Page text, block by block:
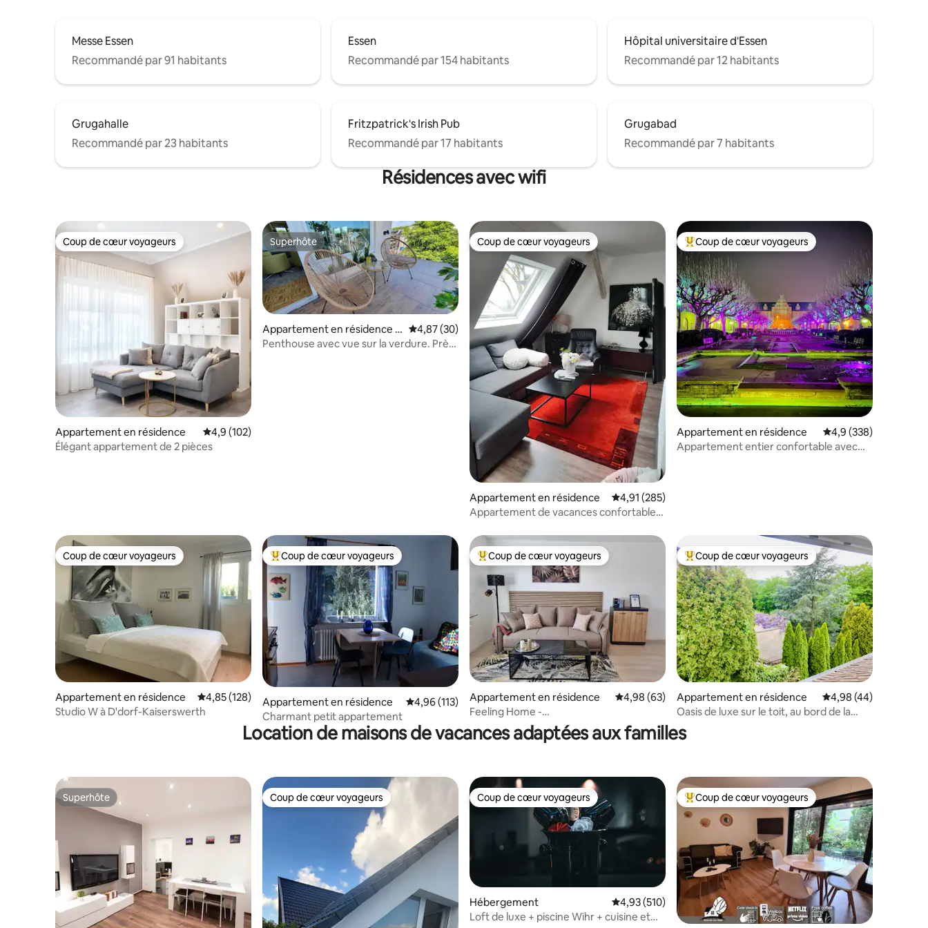
Messe Essen
Recommandé par 91 habitants
Essen
Recommandé par 154 habitants
Hôpital universitaire d'Essen
Recommandé par 12 habitants
Grugahalle
Recommandé par 23 habitants
Fritzpatrick's Irish Pub
Recommandé par 17 habitants
Grugabad
Recommandé par 7 habitants
Résidences avec wifi
Coup de cœur voyageurs
Coup de cœur voyageurs
Appartement en résidence Évaluation moyenne sur la base de 102 commentaires : 4,9 sur 5
4,9 (102)
Élégant appartement de 2 pièces
Superhôte
Superhôte
Appartement en résidence ⋅
Essen
Évaluation moyenne sur la base de 30 commentaires : 4,87 sur 5
4,87 (30)
Penthouse avec vue sur la verdure. Près
Coup de cœur voyageurs
Coup de cœur voyageurs
Appartement en résidence Évaluation moyenne sur la base de 285 commentaires : 4,91 sur 5
4,91 (285)
Appartement de vacances confortable
Coups de cœur voyageurs les plus appréciés
Coup de cœur voyageurs
Appartement en résidence Évaluation moyenne
4,9 (338)
Appartement entier confortable avec
Coup de cœur voyageurs
Coup de cœur voyageurs
Appartement en résidence Évaluation moyenne sur la base de 128 commentaires : 4,85 sur 5
4,85 (128)
Studio W à D'dorf-Kaiserswerth
Coups de cœur voyageurs les plus appréciés
Coup de cœur voyageurs
Appartement en résidence Évaluation moyenne sur la base de 113 commentaires : 4,96 sur 5
4,96 (113)
Charmant petit appartement
Coups de cœur voyageurs les plus appréciés
Coup de cœur voyageurs
Appartement en résidence Évaluation moyenne sur la base de 63 commentaires : 4,98 sur 5
4,98 (63)
Feeling Home -
3 chambres/parking/Uniklinikum/
équitable
Coups de cœur voyageurs les plus appréciés
Coup de cœur voyageurs
Appartement en résidence Évaluation moyenne
4,98 (44)
Oasis de luxe sur le toit, au bord de la
Location de maisons de vacances adaptées aux familles
Superhôte
Superhôte Coup de cœur voyageurs
Coup de cœur voyageurs Coup de cœur voyageurs
Coup de cœur voyageurs
Hébergement Évaluation moyenne sur la base de 510 commentaires : 4,93 sur 5
4,93 (510)
Loft de luxe + piscine Wihr + cuisine et
Coups de cœur voyageurs les plus appréciés
Coup de cœur voyageurs